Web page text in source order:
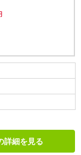
詳細を見る